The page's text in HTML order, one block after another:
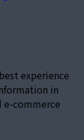
experience
in
e-commerce